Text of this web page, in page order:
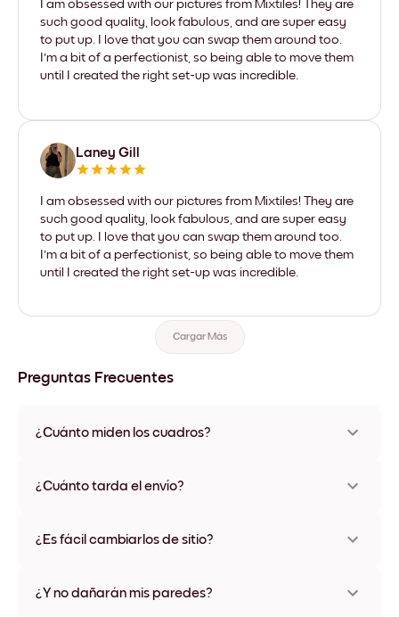
I am obsessed with our pictures from Mixtiles! They are
such good quality, look fabulous, and are super easy
to put up. I love that you can swap them around too.
I'm a bit of a perfectionist, so being able to move them
until I created the right set-up was incredible.
Laney Gill
I am obsessed with our pictures from Mixtiles! They are
such good quality, look fabulous, and are super easy
to put up. I love that you can swap them around too.
I'm a bit of a perfectionist, so being able to move them
until I created the right set-up was incredible.
Cargar Más
Preguntas Frecuentes
¿Cuánto miden los cuadros?
varios materiales y colores de marco, incluidas opciones sin
¿Cuánto tarda el envío?
disponibles en algunos países. Te enviaremos un número de
¿Es fácil cambiarlos de sitio?
ningún daño
¿Y no dañarán mis paredes?